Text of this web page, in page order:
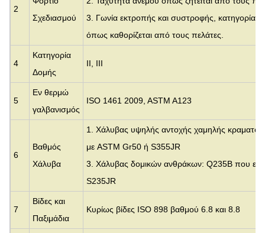
2
Σχεδιασμού
3. Γωνία εκτροπής και συστροφής, κατηγορία
όπως καθορίζεται από τους πελάτες.
4
Κατηγορία
Δομής
II, III
5
Εν θερμώ
γαλβανισμός
ISO 1461 2009, ASTM A123
6
Βαθμός
Χάλυβα
1. Χάλυβας υψηλής αντοχής χαμηλής
με ASTM Gr50 ή S355JR
3. Χάλυβας δομικών ανθράκων: Q235B που
S235JR
7
Βίδες και
Παξιμάδια
Κυρίως βίδες ISO 898 βαθμού 6.8 και 8.8